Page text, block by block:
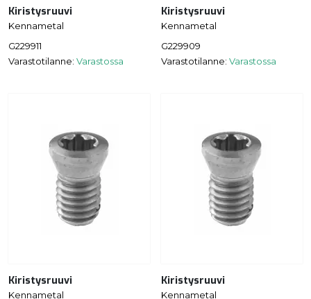
Kiristysruuvi
Kennametal
G229911
Varastotilanne: Varastossa
Kiristysruuvi
Kennametal
G229909
Varastotilanne: Varastossa
Kiristysruuvi
Kennametal
Kiristysruuvi
Kennametal